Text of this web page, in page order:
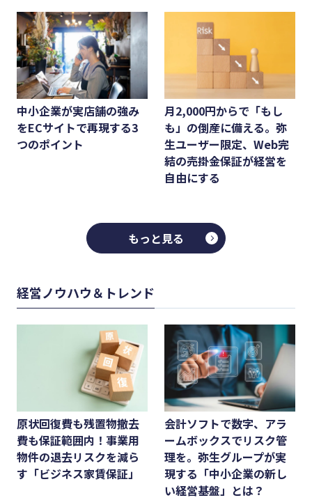
中小企業が実店舗の強み
をECサイトで再現する3
つのポイント
月2,000円からで「もし
も」の倒産に備える。弥
生ユーザー限定、Web完
結の売掛金保証が経営を
自由にする
もっと見る
経営ノウハウ＆トレンド
原状回復費も残置物撤去
費も保証範囲内！事業用
物件の退去リスクを減ら
す「ビジネス家賃保証」
会計ソフトで数字、アラ
ームボックスでリスク管
理を。弥生グループが実
現する「中小企業の新し
い経営基盤」とは？